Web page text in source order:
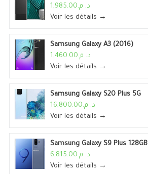
د. م.1,985.00
Voir les détails →
Samsung Galaxy A3 (2016)
د. م.1,460.00
Voir les détails →
Samsung Galaxy S20 Plus 5G
د. م.16,800.00
Voir les détails →
Samsung Galaxy S9 Plus 128GB
د. م.6,815.00
Voir les détails →